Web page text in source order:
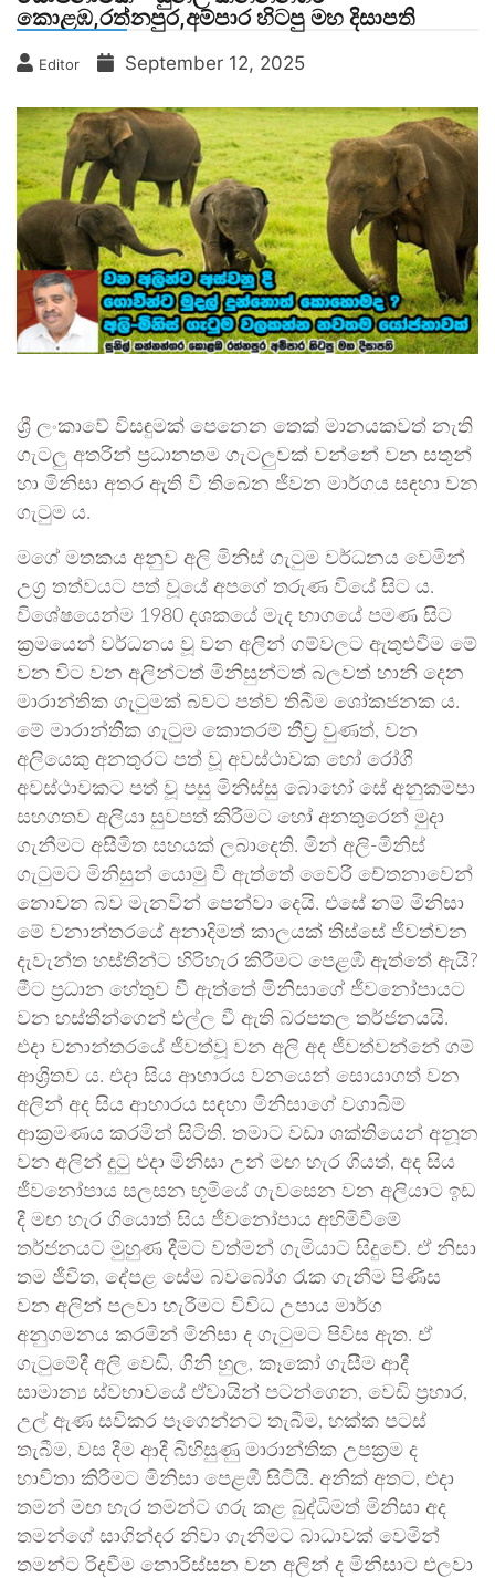
කොළඹ,රත්නපුර,අම්පාර හිටපු මහ දිසාපති
Editor September 12, 2025
ශ්‍රී ලංකාවේ විසඳුමක් පෙනෙන තෙක් මානයකවත් නැති
ගැටලු අතරින් ප්‍රධානතම ගැටලුවක් වන්නේ වන සතුන්
හා මිනිසා අතර ඇති වී තිබෙන ජීවන මාර්ගය සඳහා වන
ගැටුම ය.
මගේ මතකය අනුව අලි මිනිස් ගැටුම වර්ධනය වෙමින්
උග්‍ර තත්වයට පත් වූයේ අපගේ තරුණ වියේ සිට ය.
විශේෂයෙන්ම 1980 දශකයේ මැද භාගයේ පමණ සිට
ක්‍රමයෙන් වර්ධනය වූ වන අලින් ගම්වලට ඇතුළුවීම මේ
වන විට වන අලින්ටත් මිනිසුන්ටත් බලවත් හානි දෙන
මාරාන්තික ගැටුමක් බවට පත්ව තිබීම ශෝකජනක ය.
මේ මාරාන්තික ගැටුම කොතරම් තීව්‍ර වුණත්, වන
අලියෙකු අනතුරට පත් වූ අවස්ථාවක හෝ රෝගී
අවස්ථාවකට පත් වූ පසු මිනිස්සු බොහෝ සේ අනුකම්පා
සහගතව අලියා සුවපත් කිරීමට හෝ අනතුරෙන් මුදා
ගැනීමට අසීමිත සහයක් ලබාදෙති. මින් අලි-මිනිස්
ගැටුමට මිනිසුන් යොමු වී ඇත්තේ වෛරී චේතනාවෙන්
නොවන බව මැනවින් පෙන්වා දෙයි. එසේ නම් මිනිසා
මේ වනාන්තරයේ අනාදිමත් කාලයක් තිස්සේ ජීවත්වන
දැවැන්ත හස්තීන්ට හිරිහැර කිරීමට පෙළඹී ඇත්තේ ඇයි?
මීට ප්‍රධාන හේතුව වී ඇත්තේ මිනිසාගේ ජීවනෝපායට
වන හස්තීන්ගෙන් එල්ල වී ඇති බරපතල තර්ජනයයි.
එදා වනාන්තරයේ ජීවත්වූ වන අලි අද ජීවත්වන්නේ ගම්
ආශ්‍රිතව ය. එදා සිය ආහාරය වනයෙන් සොයාගත් වන
අලින් අද සිය ආහාරය සඳහා මිනිසාගේ වගාබිම්
ආක්‍රමණය කරමින් සිටිති. තමාට වඩා ශක්තියෙන් අනූන
වන අලින් දුටු එදා මිනිසා උන් මඟ හැර ගියත්, අද සිය
ජීවනෝපාය සලසන භූමියේ ගැවසෙන වන අලියාට ඉඩ
දී මඟ හැර ගියොත් සිය ජීවනෝපාය අහිමිවීමේ
තර්ජනයට මුහුණ දීමට වත්මන් ගැමියාට සිදුවේ. ඒ නිසා
තම ජීවිත, දේපළ සේම බවබෝග රැක ගැනීම පිණිස
වන අලින් පලවා හැරීමට විවිධ උපාය මාර්ග
අනුගමනය කරමින් මිනිසා ද ගැටුමට පිවිස ඇත. ඒ
ගැටුමේදී අලි වෙඩි, ගිනි හුල, කෑකෝ ගැසීම ආදී
සාමාන්‍ය ස්වභාවයේ ඒවායින් පටන්ගෙන, වෙඩි ප්‍රහාර,
උල් ඇණ සවිකර පෑගෙන්නට තැබීම, හක්ක පටස්
තැබීම, වස දීම ආදී බිහිසුණු මාරාන්තික උපක්‍රම ද
භාවිතා කිරීමට මිනිසා පෙළඹී සිටියි. අනික් අතට, එදා
තමන් මඟ හැර තමන්ට ගරු කළ බුද්ධිමත් මිනිසා අද
තමන්ගේ සාගින්දර නිවා ගැනීමට බාධාවක් වෙමින්
තමන්ට රිදවීම නොරිස්සන වන අලින් ද මිනිසාට එලවා